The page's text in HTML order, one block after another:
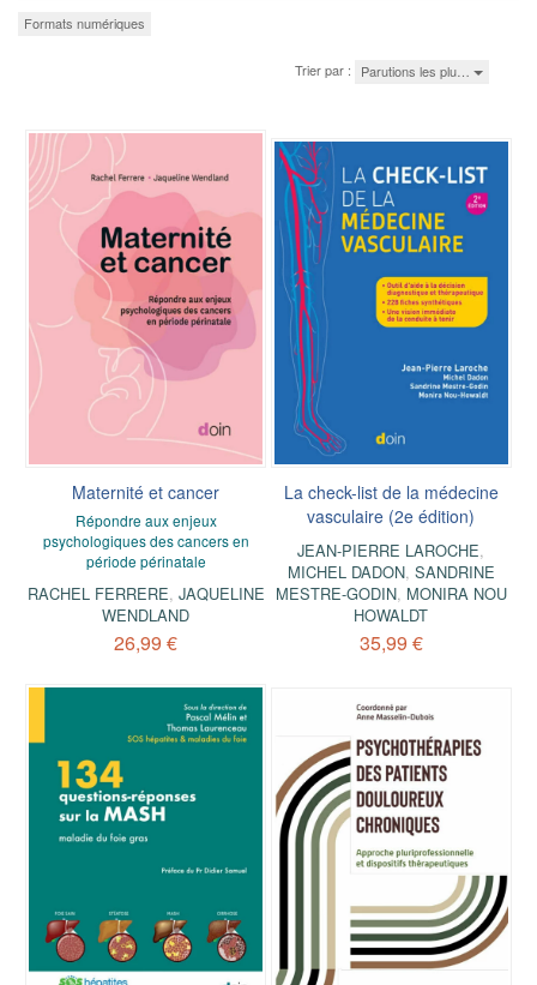
Formats numériques
Trier par : Parutions les plu…
Maternité et cancer
Répondre aux enjeux
psychologiques des cancers en
période périnatale
RACHEL FERRERE, JAQUELINE
WENDLAND
26,99 €
La check-list de la médecine
vasculaire (2e édition)
JEAN-PIERRE LAROCHE,
MICHEL DADON, SANDRINE
MESTRE-GODIN, MONIRA NOU
HOWALDT
35,99 €